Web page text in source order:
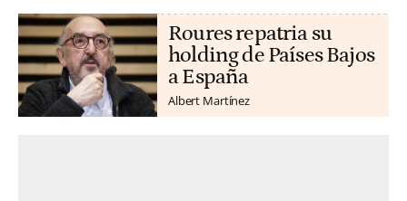
Roures repatria su
holding de Países Bajos
a España
Albert Martínez